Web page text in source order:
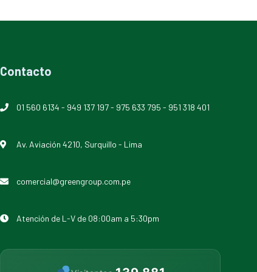
Contacto
01 560 6134 - 949 137 197- 975 633 795 - 951 318 401
Av. Aviación 4210, Surquillo - Lima
comercial@greengroup.com.pe
Atención de L-V de 08:00am a 5:30pm